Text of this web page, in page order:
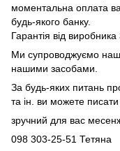
моментальна оплата
будь-якого банку.
Гарантія від
Ми супроводжуємо
нашими засобами.
За будь-яких питань
та ін. ви можете
зручний для вас
098 303-25-51 Тетяна